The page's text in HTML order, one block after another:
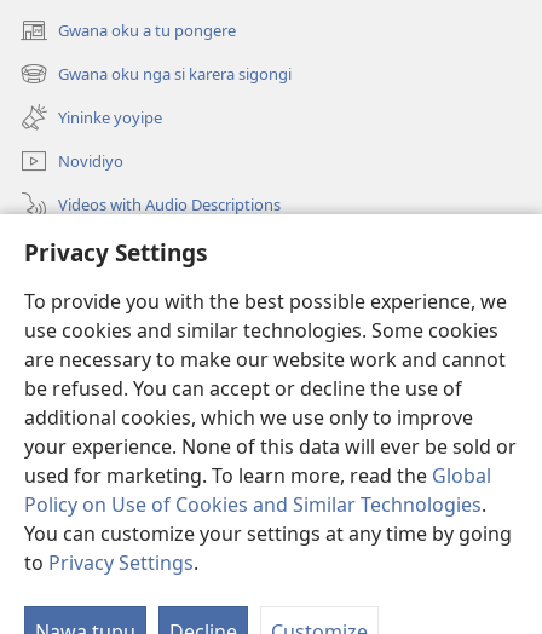
Privacy Settings
To provide you with the best possible experience, we
use cookies and similar technologies. Some cookies
are necessary to make our website work and cannot
be refused. You can accept or decline the use of
additional cookies, which we use only to improve
your experience. None of this data will ever be sold or
used for marketing. To learn more, read the Global
Policy on Use of Cookies and Similar Technologies.
You can customize your settings at any time by going
to Privacy Settings.
Gwana oku a tu pongere
(opens
new
window)
Gwana oku nga si karera sigongi
(opens
new
window)
Yininke yoyipe
Novidiyo
Videos with Audio Descriptions
PAPARA
Yigava
(opens
new
window)BIBILYOTEKA ZOKOINTANETA
(opens
new
JW Hub ®
(opens
new
window)
Copyright© 2026 Watch Tower Bible and Tract Society of Pennsylvania.
| NOVETA KUHAMENA MAUZERA GOGE